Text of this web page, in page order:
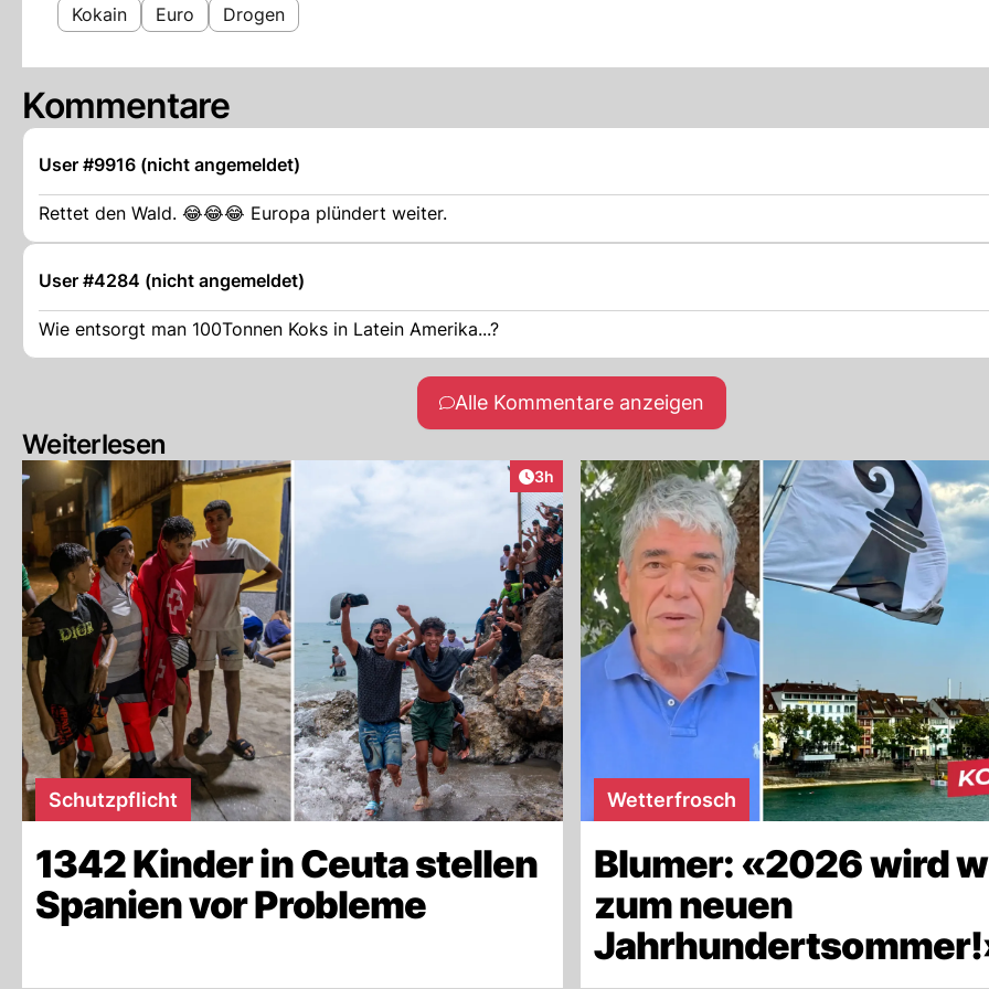
Kokain Euro Drogen
Kommentare
User #9916 (nicht angemeldet)
Rettet den Wald. 😂😂😂 Europa plündert weiter.
User #4284 (nicht angemeldet)
Wie entsorgt man 100Tonnen Koks in Latein Amerika...?
Alle Kommentare anzeigen
Weiterlesen
Artikel veröffentlicht:
3h
Schutzpflicht
1342 Kinder in Ceuta stellen
Spanien vor Probleme
Wetterfrosch
Blumer: «2026 wird
zum neuen